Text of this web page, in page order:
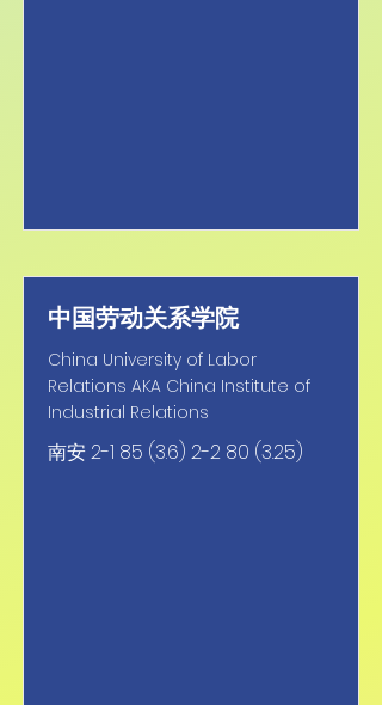
中国劳动关系学院
China University of Labor
Relations AKA China Institute of
Industrial Relations
南安2-1 85 (3.6) 2-2 80 (3.25)